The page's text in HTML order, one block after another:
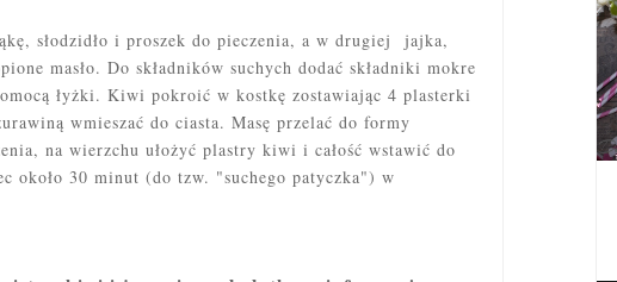
słodzidło i proszek do pieczenia, a w drugiej jajka,
masło. Do składników suchych dodać składniki mokre
łyżki. Kiwi pokroić w kostkę zostawiając 4 plasterki
wmieszać do ciasta. Masę przelać do formy
na wierzchu ułożyć plastry kiwi i całość wstawić do
około 30 minut (do tzw. "suchego patyczka") w